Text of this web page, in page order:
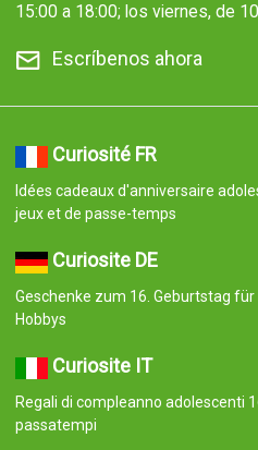
15:00 a 18:00; los viernes, de
Escríbenos ahora
Curiosité FR
Idées cadeaux d'anniversaire
jeux et de passe-temps
Curiosite DE
Geschenke zum 16. Geburtstag
Hobbys
Curiosite IT
Regali di compleanno adolescenti
passatempi